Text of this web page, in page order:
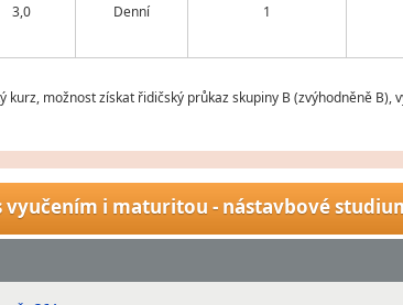
3,0 Denní 1
kurz, možnost získat řidičský průkaz skupiny B (zvýhodněně
i maturitou - nástavbové